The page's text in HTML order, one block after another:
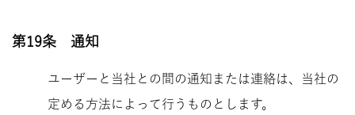
第19条 通知
ユーザーと当社との間の通知または連絡は、当社の
定める方法によって行うものとします。